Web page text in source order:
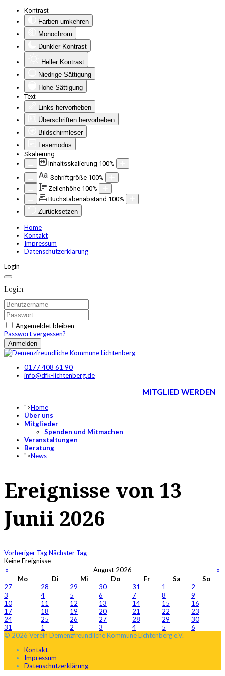
Kontrast
Farben umkehren
Monochrom
Dunkler Kontrast
Heller Kontrast
Niedrige Sättigung
Hohe Sättigung
Text
Links hervorheben
Überschriften hervorheben
Bildschirmleser
Lesemodus
Skalierung
Inhaltsskalierung 100%
Aa Schriftgröße 100%
Zeilenhöhe 100%
Buchstabenabstand 100%
Zurücksetzen
Home
Kontakt
Impressum
Datenschutzerklärung
Login
Login
Angemeldet bleiben
Passwort vergessen?
Anmelden
0177 408 61 90
info@dfk-lichtenberg.de
MITGLIED WERDEN
">Home
Über uns
Mitglieder
Spenden und Mitmachen
Veranstaltungen
Beratung
">News
Ereignisse von 13
Junii 2026
Vorheriger TagNächster Tag
Keine Ereignisse
«
August 2026
»
Mo
Di Mi Do Fr Sa
So
27
28 29 30 31 1
2
3
4 5 6 7 8
9
10
11 12 13 14 15
16
17
18 19 20 21 22
23
24
25 26 27 28 29
30
31
1 2 3 4 5
6
© 2026 Verein Demenzfreundliche Kommune Lichtenberg e.V.
Kontakt
Impressum
Datenschutzerklärung